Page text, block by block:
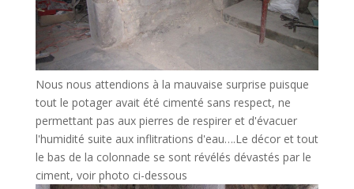
Nous nous attendions à la mauvaise surprise puisque
tout le potager avait été cimenté sans respect, ne
permettant pas aux pierres de respirer et d'évacuer
l'humidité suite aux inflitrations d'eau….Le décor et tout
le bas de la colonnade se sont révélés dévastés par le
ciment, voir photo ci-dessous